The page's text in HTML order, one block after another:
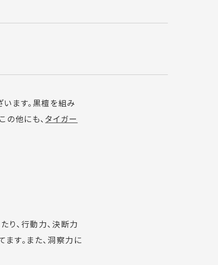
ます。黒檀を組み
の他にも、タイガー
り、行動力、決断力
す。また、洞察力に